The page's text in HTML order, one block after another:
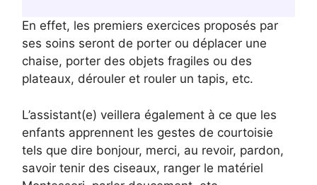
En effet, les premiers exercices proposés par
ses soins seront de porter ou déplacer une
chaise, porter des objets fragiles ou des
plateaux, dérouler et rouler un tapis, etc.
L’assistant(e) veillera également à ce que les
enfants apprennent les gestes de courtoisie
tels que dire bonjour, merci, au revoir, pardon,
savoir tenir des ciseaux, ranger le matériel